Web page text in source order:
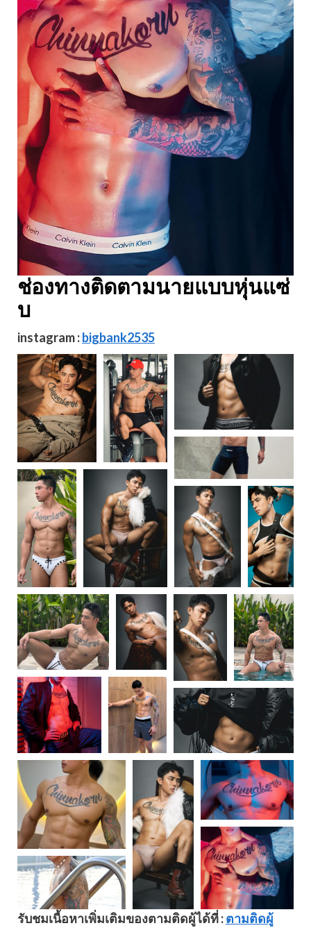
ช่องทางติดตามนายแบบหุ่นแซ่
บ
instagram :bigbank2535
รับชมเนื้อหาเพิ่มเติมของตามติดผู้ได้ที่ :ตามติดผู้